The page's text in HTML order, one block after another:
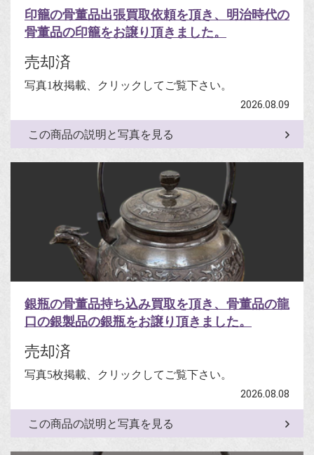
印籠の骨董品出張買取依頼を頂き、明治時代の
骨董品の印籠をお譲り頂きました。
売却済
写真1枚掲載、クリックしてご覧下さい。
2026.08.09
この商品の説明と写真を見る
銀瓶の骨董品持ち込み買取を頂き、骨董品の龍
口の銀製品の銀瓶をお譲り頂きました。
売却済
写真5枚掲載、クリックしてご覧下さい。
2026.08.08
この商品の説明と写真を見る